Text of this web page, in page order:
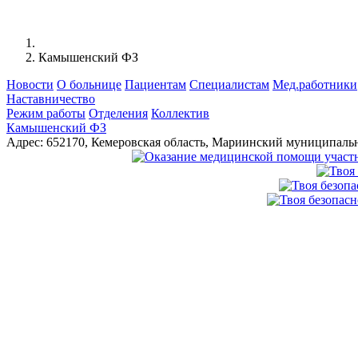
Камышенский ФЗ
Новости О больнице Пациентам Специалистам Мед.работники
Наставничество
Режим работы Отделения Коллектив
Камышенский ФЗ
Адрес: 652170, Кемеровская область, Мариинский